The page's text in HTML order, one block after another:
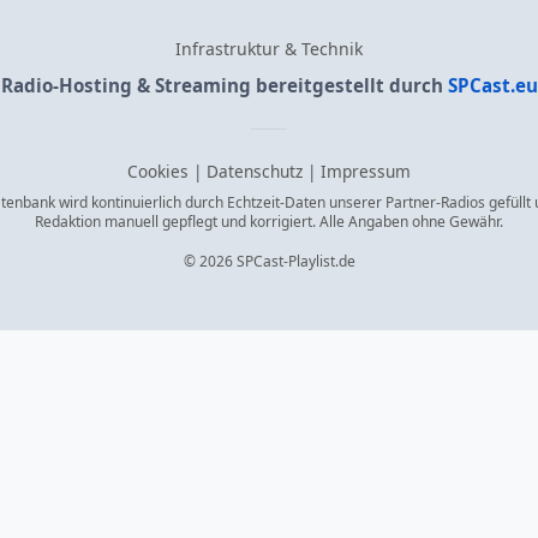
Infrastruktur & Technik
Radio-Hosting & Streaming bereitgestellt durch SPCast.eu
Cookies | Datenschutz | Impressum
wird kontinuierlich durch Echtzeit-Daten unserer Partner-Radios gefüllt
Redaktion manuell gepflegt und korrigiert. Alle Angaben ohne Gewähr.
© 2026 SPCast-Playlist.de